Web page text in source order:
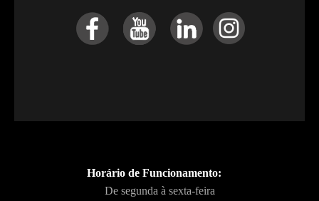
Horário de Funcionamento:
De segunda à sexta-feira